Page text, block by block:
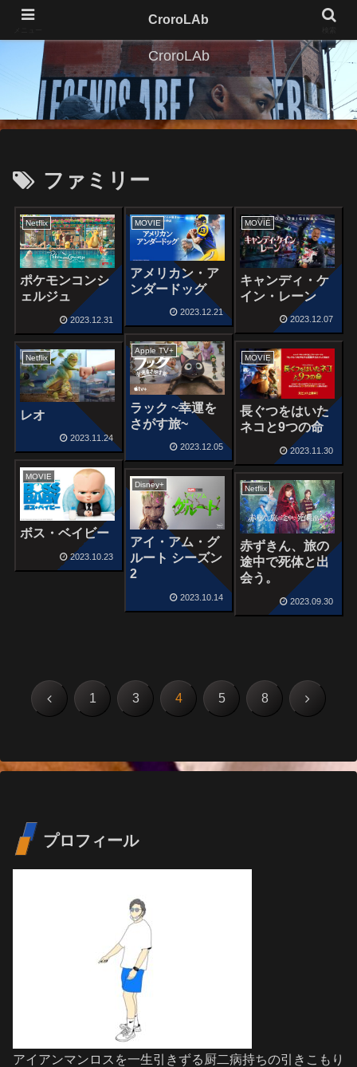
CroroLAb
ファミリー
Netflix
ポケモンコンシ
ェルジュ
2023.12.31
MOVIE
アメリカン・ア
ンダードッグ
2023.12.21
MOVIE
キャンディ・ケ
イン・レーン
2023.12.07
Apple TV+
ラック ~幸運を
さがす旅~
2023.12.05
MOVIE
長ぐつをはいた
ネコと9つの命
2023.11.30
Netflix
レオ
2023.11.24
MOVIE
ボス・ベイビー
2023.10.23
Disney+
アイ・アム・グ
ルート シーズン
2
2023.10.14
Netflix
赤ずきん、旅の
途中で死体と出
会う。
2023.09.30
前 1 3 4 5 8 次
プロフィール
アイアンマンロスを一生引きずる厨二病持ちの引きこもり
CroroLAb